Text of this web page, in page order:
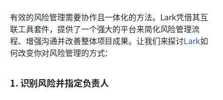
有效的风险管理需要协作且一体化的方法。Lark凭借其互
联工具套件，提供了一个强大的平台来简化风险管理流
程、增强沟通并改善整体项目成果。让我们来探讨Lark如
何改变你对风险管理的方式：
1. 识别风险并指定负责人